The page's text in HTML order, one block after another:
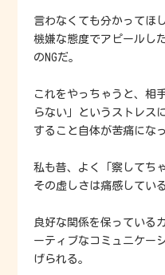
言わなくても分かってほ
機嫌な態度でアピールし
のNGだ。
これをやっちゃうと、相
らない」というストレス
すること自体が苦痛にな
私も昔、よく「察してち
その虚しさは痛感している
良好な関係を保っている
ーティブなコミュニケー
げられる。